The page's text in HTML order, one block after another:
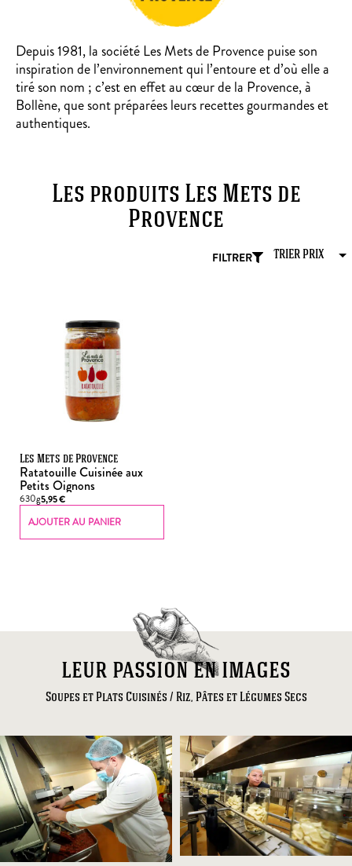
Depuis 1981, la société Les Mets de Provence puise son
inspiration de l’environnement qui l’entoure et d’où elle a
tiré son nom ; c’est en effet au cœur de la Provence, à
Bollène, que sont préparées leurs recettes gourmandes et
authentiques.
Les produits Les Mets de
Provence
FILTRER
Les Mets de Provence
Ratatouille Cuisinée aux
Petits Oignons
630g5,95€
AJOUTER AU PANIER
leur passion en images
Soupes et Plats Cuisinés / Riz, Pâtes et Légumes Secs